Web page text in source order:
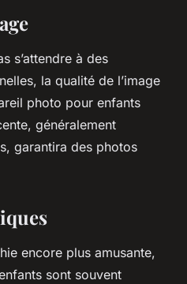
s’attendre à des
la qualité de l’image
photo pour enfants
généralement
garantira des photos
encore plus amusante,
sont souvent